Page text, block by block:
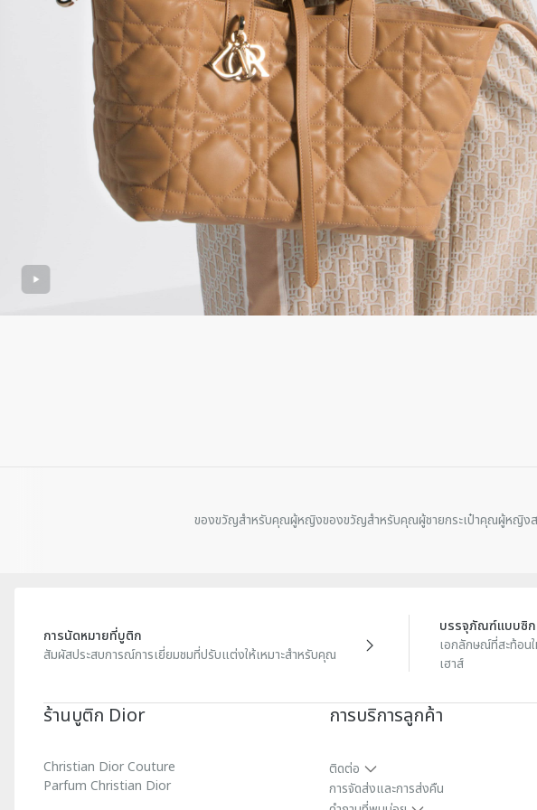
ของขวัญสําหรับคุณผู้หญิงของขวัญสําหรับคุณผู้ชายกระเป๋าคุณผู้หญิง
การนัดหมายที่บูติก
สัมผัสประสบการณ์การเยี่ยมชมที่ปรับแต่งให้เหมาะสำหรับคุณ
บรรจุภัณฑ์แบบซิก
เอกลักษณ์ที่สะท้อน
เฮาส์
ร้านบูติก Dior
Christian Dior Couture
Parfum Christian Dior
การบริการลูกค้า
ติดต่อ
การจัดส่งและการส่งคืน